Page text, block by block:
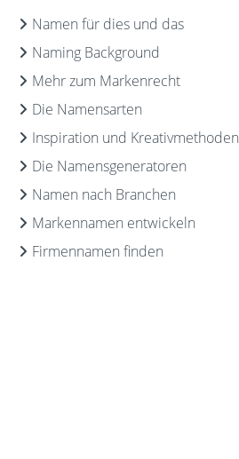
Namen für dies und das
Naming Background
Mehr zum Markenrecht
Die Namensarten
Inspiration und Kreativmethoden
Die Namensgeneratoren
Namen nach Branchen
Markennamen entwickeln
Firmennamen finden